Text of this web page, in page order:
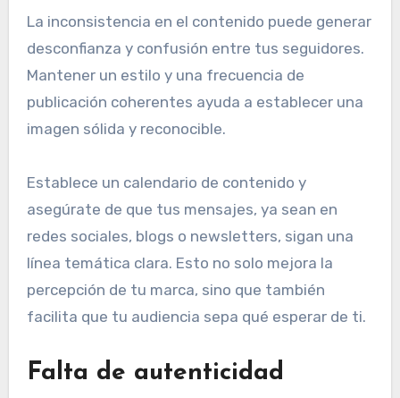
La inconsistencia en el contenido puede generar
desconfianza y confusión entre tus seguidores.
Mantener un estilo y una frecuencia de
publicación coherentes ayuda a establecer una
imagen sólida y reconocible.
Establece un calendario de contenido y
asegúrate de que tus mensajes, ya sean en
redes sociales, blogs o newsletters, sigan una
línea temática clara. Esto no solo mejora la
percepción de tu marca, sino que también
facilita que tu audiencia sepa qué esperar de ti.
Falta de autenticidad